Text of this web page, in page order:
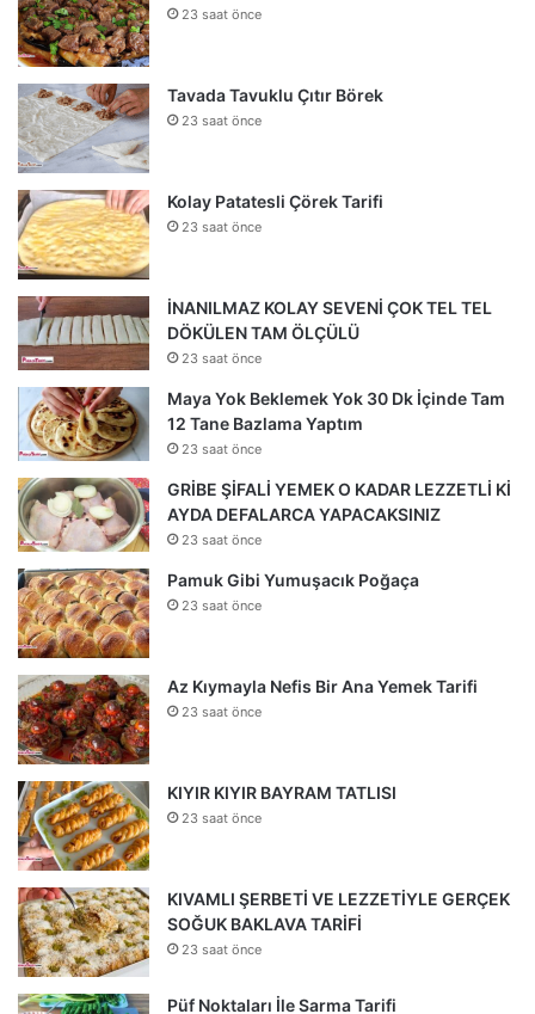
23 saat önce
Tavada Tavuklu Çıtır Börek
23 saat önce
Kolay Patatesli Çörek Tarifi
23 saat önce
İNANILMAZ KOLAY SEVENİ ÇOK TEL TEL
DÖKÜLEN TAM ÖLÇÜLÜ
23 saat önce
Maya Yok Beklemek Yok 30 Dk İçinde Tam
12 Tane Bazlama Yaptım
23 saat önce
GRİBE ŞİFALİ YEMEK O KADAR LEZZETLİ Kİ
AYDA DEFALARCA YAPACAKSINIZ
23 saat önce
Pamuk Gibi Yumuşacık Poğaça
23 saat önce
Az Kıymayla Nefis Bir Ana Yemek Tarifi
23 saat önce
KIYIR KIYIR BAYRAM TATLISI
23 saat önce
KIVAMLI ŞERBETİ VE LEZZETİYLE GERÇEK
SOĞUK BAKLAVA TARİFİ
23 saat önce
Püf Noktaları İle Sarma Tarifi